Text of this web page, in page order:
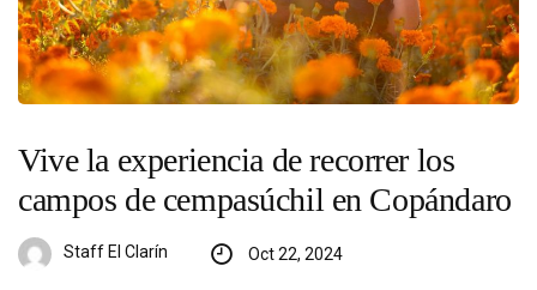
Vive la experiencia de recorrer los
campos de cempasúchil en Copándaro
Staff El Clarín Oct 22, 2024